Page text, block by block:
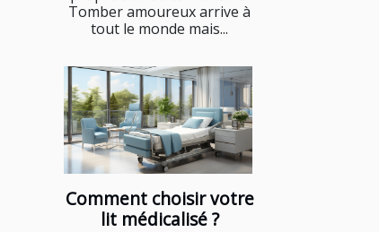
Tomber amoureux arrive à
tout le monde mais...
Comment choisir votre
lit médicalisé ?